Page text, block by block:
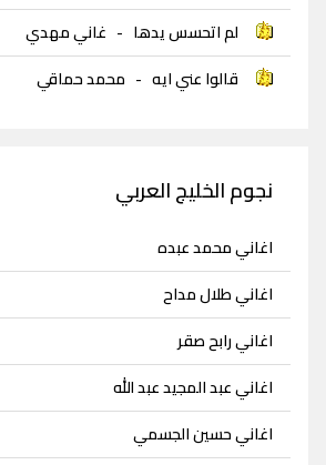
لم اتحسس يدها - غاني مهدي
قالوا عني ايه - محمد حماقي
نجوم الخليج العربي
اغاني محمد عبده
اغاني طلال مداح
اغاني رابح صقر
اغاني عبد المجيد عبد الله
اغاني حسين الجسمي